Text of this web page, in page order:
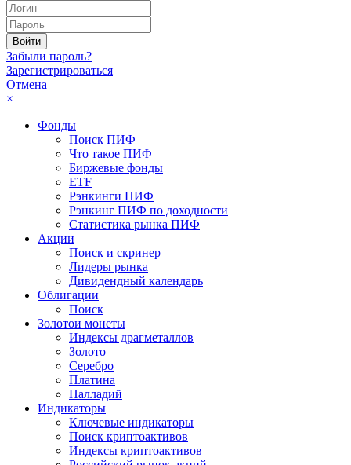
Забыли пароль?
Зарегистрироваться
Отмена
×
Фонды
Поиск ПИФ
Что такое ПИФ
Биржевые фонды
ETF
Рэнкинги ПИФ
Рэнкинг ПИФ по доходности
Статистика рынка ПИФ
Акции
Поиск и скринер
Лидеры рынка
Дивидендный календарь
Облигации
Поиск
Золотои монеты
Индексы драгметаллов
Золото
Серебро
Платина
Палладий
Индикаторы
Ключевые индикаторы
Поиск криптоактивов
Индексы криптоактивов